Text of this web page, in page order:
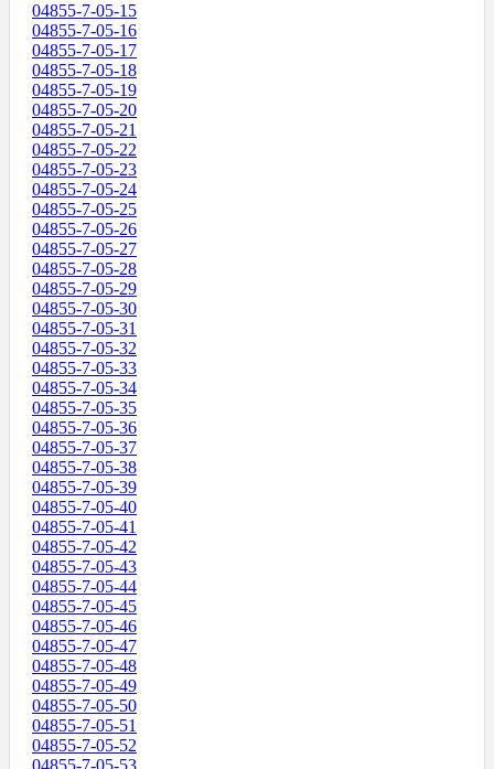
04855-7-05-15
04855-7-05-16
04855-7-05-17
04855-7-05-18
04855-7-05-19
04855-7-05-20
04855-7-05-21
04855-7-05-22
04855-7-05-23
04855-7-05-24
04855-7-05-25
04855-7-05-26
04855-7-05-27
04855-7-05-28
04855-7-05-29
04855-7-05-30
04855-7-05-31
04855-7-05-32
04855-7-05-33
04855-7-05-34
04855-7-05-35
04855-7-05-36
04855-7-05-37
04855-7-05-38
04855-7-05-39
04855-7-05-40
04855-7-05-41
04855-7-05-42
04855-7-05-43
04855-7-05-44
04855-7-05-45
04855-7-05-46
04855-7-05-47
04855-7-05-48
04855-7-05-49
04855-7-05-50
04855-7-05-51
04855-7-05-52
04855-7-05-53